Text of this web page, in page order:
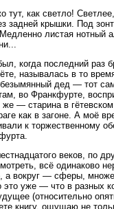
как светло!
задней крышки. Под
листая нотный
когда последний раз
называлась в то
дед — тот
во Франкфурте,
— старина в
как в загоне. А моё
к торжественному
веков, по
всё одинаково
а вокруг — сферы,
уже — что в разных
(относительно
книгу, ощущаю не